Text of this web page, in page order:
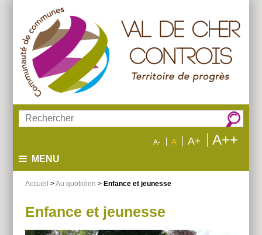
menu
contenu
recherche
Rechercher :
A- A A+ A++
MENU
Accueil >Au quotidien > Enfance et jeunesse
Enfance et jeunesse